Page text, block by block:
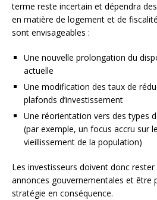
terme reste incertain et dépendra
en matière de logement et de
sont envisageables :
Une nouvelle prolongation du
actuelle
Une modification des taux de
plafonds d’investissement
Une réorientation vers des types
(par exemple, un focus accru sur
vieillissement de la population)
Les investisseurs doivent donc
annonces gouvernementales et être
stratégie en conséquence.